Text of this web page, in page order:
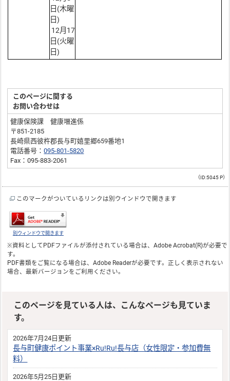
日(木曜
日)
12月17
日(火曜
日)
このページに関する
お問い合わせは
健康保険課 健康増進係
〒851-2185
長崎県西彼杵郡長与町嬉里郷659番地1
電話番号：095-801-5820
Fax：095-883-2061
（ID:5045 P）
このマークがついているリンクは別ウインドウで開きます
別ウィンドウで開きます
※資料としてPDFファイルが添付されている場合は、Adobe Acrobat(R)が必要で
す。
PDF書類をご覧になる場合は、Adobe Readerが必要です。正しく表示されない
場合、最新バージョンをご利用ください。
このページを見ている人は、こんなページも見ていま
す。
2026年7月24日更新
長与町健康ポイント事業×Ru!Ru!長与店（女性限定・参加費無
料）
2026年5月25日更新